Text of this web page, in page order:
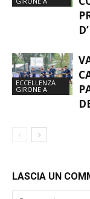
ECCELLENZA
GIRONE A
LASCIA UN